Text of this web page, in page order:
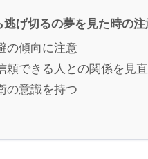
逃げ切るの夢を見た時の注
の傾向に注意
頼できる人との関係を見
の意識を持つ